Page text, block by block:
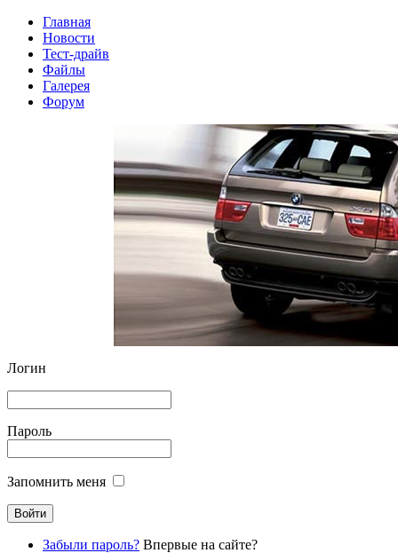
Главная
Новости
Тест-драйв
Файлы
Галерея
Форум
Логин
Пароль
Запомнить меня
Забыли пароль? Впервые на сайте?